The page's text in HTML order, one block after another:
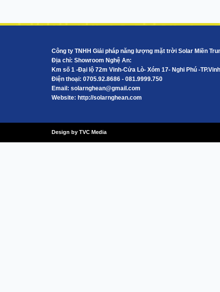
Công ty TNHH Giải pháp năng lượng mặt trời Solar Miền
Địa chỉ: Showroom Nghệ An:
Km số 1 -Đại lộ 72m Vinh-Cửa Lò- Xóm 17- Nghi Phú -TP.Vinh
Điện thoại: 0705.92.8686 - 081.9999.750
Email: solarnghean@gmail.com
Website: http://solarnghean.com
Design by TVC Media